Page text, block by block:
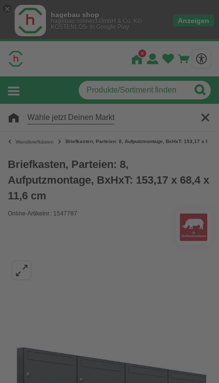
hagebau shop
hagebau connect GmbH & Co. KG
KOSTENLOS- In Google Play
Anzeigen
Wähle jetzt Deinen Markt
Wandbriefkästen Briefkasten, Parteien: 8, Aufputzmontage, BxHxT: 153,17 x 68,4
Briefkasten, Parteien: 8,
Aufputzmontage, BxHxT: 153,17 x 68,4 x
11,6 cm
Online-Artikelnr.: 1547787